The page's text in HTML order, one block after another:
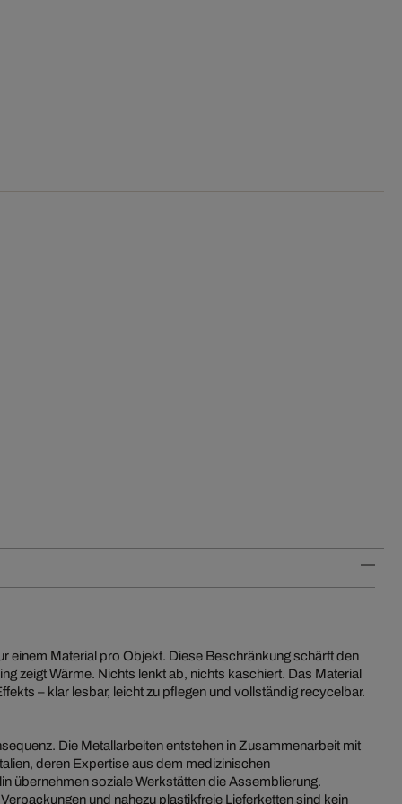
einem Material pro Objekt. Diese Beschränkung schärft den
zeigt Wärme. Nichts lenkt ab, nichts kaschiert. Das Material
– klar lesbar, leicht zu pflegen und vollständig recycelbar.
Die Metallarbeiten entstehen in Zusammenarbeit mit
deren Expertise aus dem medizinischen
übernehmen soziale Werkstätten die Assemblierung.
und nahezu plastikfreie Lieferketten sind kein